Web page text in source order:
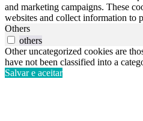
and marketing campaigns. These
websites and collect information to
Others
others
Other uncategorized cookies are
have not been classified into a
Salvar e aceitar